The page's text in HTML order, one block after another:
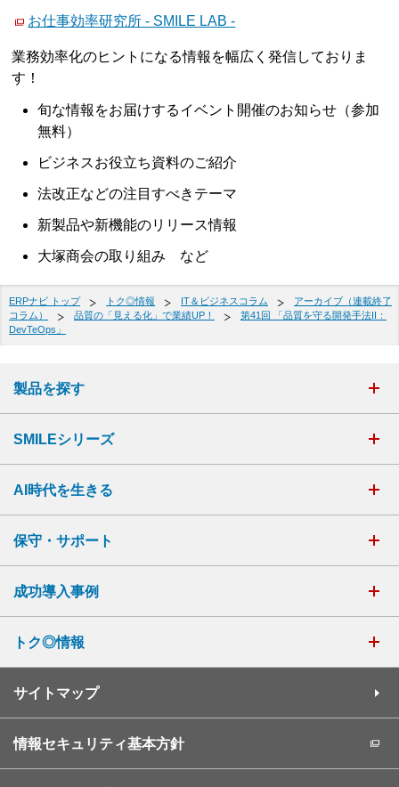
お仕事効率研究所 - SMILE LAB -
業務効率化のヒントになる情報を幅広く発信しておりま
す！
旬な情報をお届けするイベント開催のお知らせ（参加
無料）
ビジネスお役立ち資料のご紹介
法改正などの注目すべきテーマ
新製品や新機能のリリース情報
大塚商会の取り組み など
ERPナビ トップ トク◎情報 IT＆ビジネスコラム
アーカイブ（連載終了
コラム）
品質の「見える化」で業績UP！
第41回 「品質を守る開発手法II：
DevTeOps」
製品を探す
SMILEシリーズ
AI時代を生きる
保守・サポート
成功導入事例
トク◎情報
サイトマップ
情報セキュリティ基本方針